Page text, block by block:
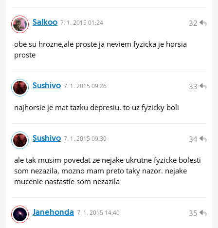
32
Salkoo 7. 1. 2015 01:24
obe su hrozne,ale proste ja neviem fyzicka je horsia
proste
33
Sushivo 7. 1. 2015 09:26
najhorsie je mat tazku depresiu. to uz fyzicky boli
34
Sushivo 7. 1. 2015 09:30
ale tak musim povedat ze nejake ukrutne fyzicke bolesti
som nezazila, mozno mam preto taky nazor. nejake
mucenie nastastie som nezazila
35
Janehonda 7. 1. 2015 14:40